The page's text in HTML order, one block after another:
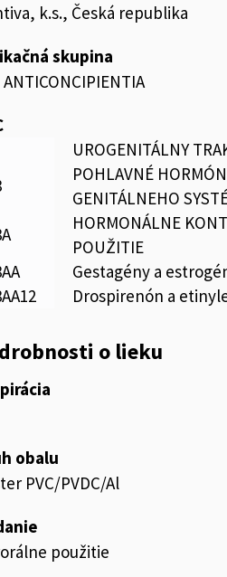
k.s., Česká republika
skupina
ANTICONCIPIENTIA
UROGENITÁLNY
POHLAVNÉ
GENITÁLNEHO
HORMONÁLNE
POUŽITIE
Gestagény a
Drospirenón a
o lieku
obalu
PVC/PVDC/Al
použitie